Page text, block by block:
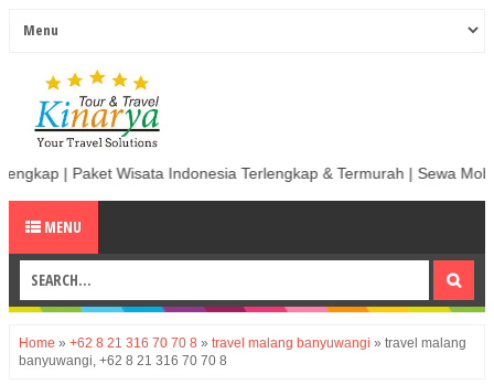
Wisata Indonesia Terlengkap & Termurah | Sewa Mobil termurah &
MENU
Home » +62 8 21 316 70 70 8 » travel malang banyuwangi » travel malang
banyuwangi, +62 8 21 316 70 70 8